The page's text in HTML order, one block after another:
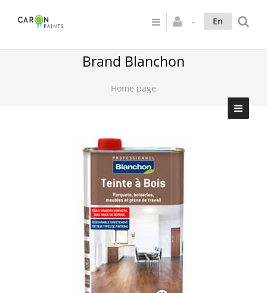
En
Brand Blanchon
Home page